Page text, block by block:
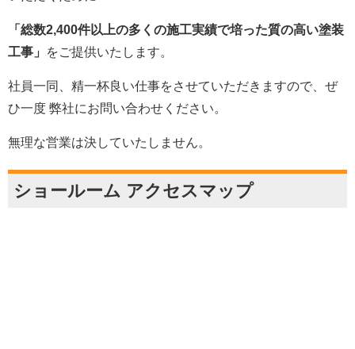
「総数2,400件以上の多くの施工実績で培った質の高い塗装
工事」
をご提供いたします。
社員一同、精一杯良い仕事をさせていただきますので、ぜ
ひ一度 弊社にお問い合わせください。
無理な営業は決していたしません。
ショールーム アクセスマップ